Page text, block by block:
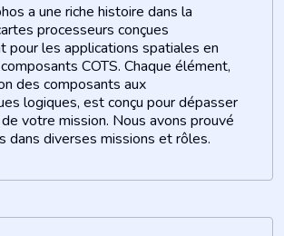
a une riche histoire dans la
processeurs conçues
pour les applications spatiales en
composants COTS. Chaque élément,
des composants aux
logiques, est conçu pour dépasser
votre mission. Nous avons prouvé
dans diverses missions et rôles.